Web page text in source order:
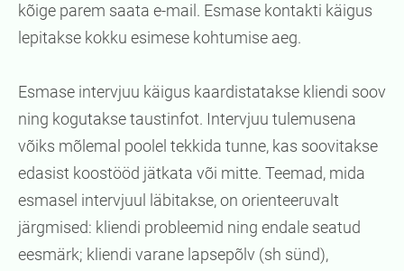
kõige parem saata e-mail. Esmase kontakti käigus
lepitakse kokku esimese kohtumise aeg.
Esmase intervjuu käigus kaardistatakse kliendi soov
ning kogutakse taustinfot. Intervjuu tulemusena
võiks mõlemal poolel tekkida tunne, kas soovitakse
edasist koostööd jätkata või mitte. Teemad, mida
esmasel intervjuul läbitakse, on orienteeruvalt
järgmised: kliendi probleemid ning endale seatud
eesmärk; kliendi varane lapsepõlv (sh sünd),